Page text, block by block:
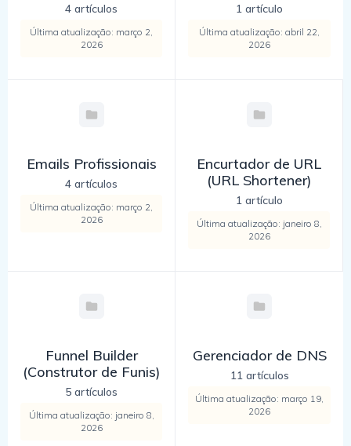
4 artículos
Última atualização: março 2,
2026
1 artículo
Última atualização: abril 22,
2026
Emails Profissionais
4 artículos
Última atualização: março 2,
2026
Encurtador de URL
(URL Shortener)
1 artículo
Última atualização: janeiro 8,
2026
Funnel Builder
(Construtor de Funis)
5 artículos
Última atualização: janeiro 8,
2026
Gerenciador de DNS
11 artículos
Última atualização: março 19,
2026